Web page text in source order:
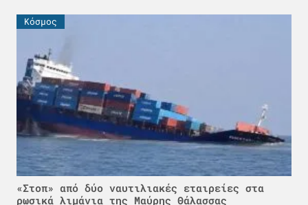
Κόσμος
«Στοπ» από δύο ναυτιλιακές εταιρείες στα
ρωσικά λιμάνια της Μαύρης Θάλασσας